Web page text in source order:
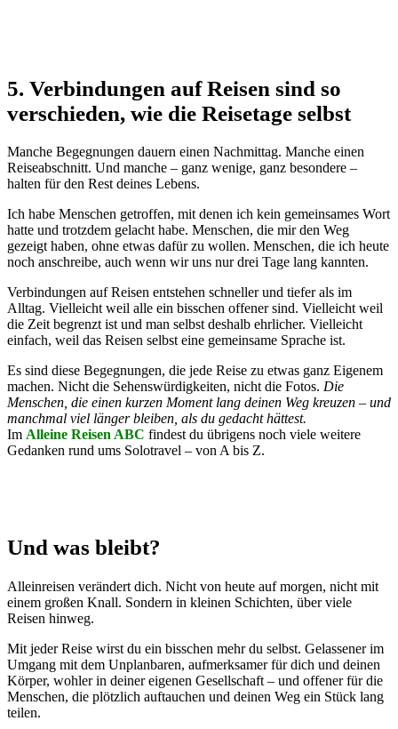
5. Verbindungen auf Reisen sind so
verschieden, wie die Reisetage selbst
Manche Begegnungen dauern einen Nachmittag. Manche einen
Reiseabschnitt. Und manche – ganz wenige, ganz besondere –
halten für den Rest deines Lebens.
Ich habe Menschen getroffen, mit denen ich kein gemeinsames Wort
hatte und trotzdem gelacht habe. Menschen, die mir den Weg
gezeigt haben, ohne etwas dafür zu wollen. Menschen, die ich heute
noch anschreibe, auch wenn wir uns nur drei Tage lang kannten.
Verbindungen auf Reisen entstehen schneller und tiefer als im
Alltag. Vielleicht weil alle ein bisschen offener sind. Vielleicht weil
die Zeit begrenzt ist und man selbst deshalb ehrlicher. Vielleicht
einfach, weil das Reisen selbst eine gemeinsame Sprache ist.
Es sind diese Begegnungen, die jede Reise zu etwas ganz Eigenem
machen. Nicht die Sehenswürdigkeiten, nicht die Fotos. Die
Menschen, die einen kurzen Moment lang deinen Weg kreuzen – und
manchmal viel länger bleiben, als du gedacht hättest.
Im Alleine Reisen ABC findest du übrigens noch viele weitere
Gedanken rund ums Solotravel – von A bis Z.
Und was bleibt?
Alleinreisen verändert dich. Nicht von heute auf morgen, nicht mit
einem großen Knall. Sondern in kleinen Schichten, über viele
Reisen hinweg.
Mit jeder Reise wirst du ein bisschen mehr du selbst. Gelassener im
Umgang mit dem Unplanbaren, aufmerksamer für dich und deinen
Körper, wohler in deiner eigenen Gesellschaft – und offener für die
Menschen, die plötzlich auftauchen und deinen Weg ein Stück lang
teilen.